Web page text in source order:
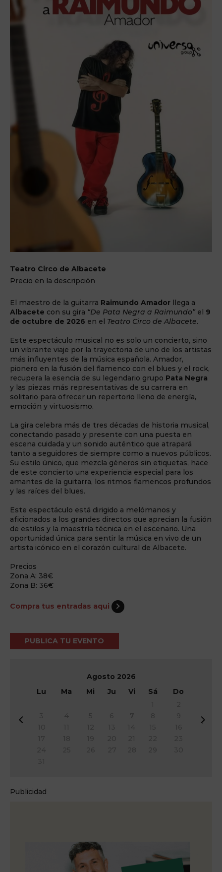
Teatro Circo de Albacete
Precio en la descripción
El maestro de la guitarra Raimundo Amador llega a
Albacete con su gira “De Pata Negra a Raimundo” el 9
de octubre de 2026 en el Teatro Circo de Albacete.
Este espectáculo musical no es solo un concierto, sino
un vibrante viaje por la trayectoria de uno de los artistas
más influyentes de la música española. Amador,
pionero en la fusión del flamenco con el blues y el rock,
recupera la esencia de su legendario grupo Pata Negra
y las piezas más representativas de su carrera en
solitario para ofrecer un repertorio lleno de energía,
emoción y virtuosismo.
La gira celebra más de tres décadas de historia musical,
conectando pasado y presente con una puesta en
escena cuidada y un sonido auténtico que atrapará
tanto a seguidores de siempre como a nuevos públicos.
Su estilo único, que mezcla géneros sin etiquetas, hace
de este concierto una experiencia especial para los
amantes de la guitarra, los ritmos flamencos profundos
y las raíces del blues.
Este espectáculo está dirigido a melómanos y
aficionados a los grandes directos que aprecian la fusión
de estilos y la maestría técnica en el escenario. Una
oportunidad única para sentir la música en vivo de un
artista icónico en el corazón cultural de Albacete.
Precios
Zona A: 38€
Zona B: 36€
Compra tus entradas aqui
PUBLICA TU EVENTO
t
Si
Agosto 2026
Lu
Ma Mi Ju Vi Sá
Do
Publicidad